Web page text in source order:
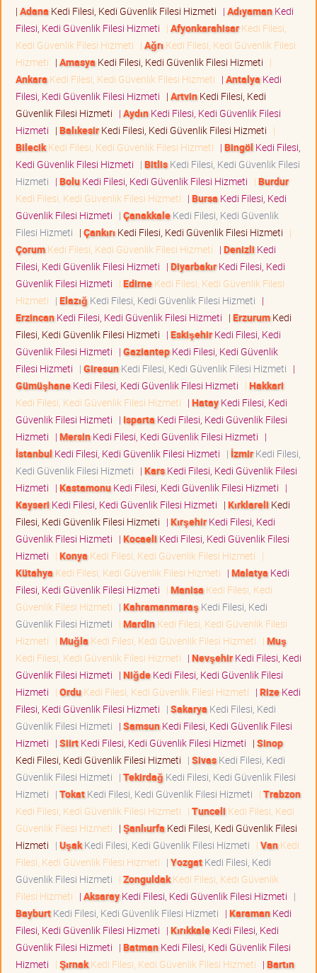
| Adana Kedi Filesi, Kedi Güvenlik Filesi Hizmeti | AdıyamanKedi
Filesi, Kedi Güvenlik Filesi Hizmeti | AfyonkarahisarKedi Filesi,
Kedi Güvenlik Filesi Hizmeti | Ağrı Kedi Filesi, Kedi Güvenlik Filesi
Hizmeti | Amasya Kedi Filesi, Kedi Güvenlik Filesi Hizmeti |
Ankara Kedi Filesi, Kedi Güvenlik Filesi Hizmeti | Antalya Kedi
Filesi, Kedi Güvenlik Filesi Hizmeti | ArtvinKedi Filesi, Kedi
Güvenlik Filesi Hizmeti | AydınKedi Filesi, Kedi Güvenlik Filesi
Hizmeti | BalıkesirKedi Filesi, Kedi Güvenlik Filesi Hizmeti |
BilecikKedi Filesi, Kedi Güvenlik Filesi Hizmeti | Bingöl Kedi Filesi,
Kedi Güvenlik Filesi Hizmeti | BitlisKedi Filesi, Kedi Güvenlik Filesi
Hizmeti | BoluKedi Filesi, Kedi Güvenlik Filesi Hizmeti | Burdur
Kedi Filesi, Kedi Güvenlik Filesi Hizmeti | Bursa Kedi Filesi, Kedi
Güvenlik Filesi Hizmeti | ÇanakkaleKedi Filesi, Kedi Güvenlik
Filesi Hizmeti | Çankırı Kedi Filesi, Kedi Güvenlik Filesi Hizmeti |
ÇorumKedi Filesi, Kedi Güvenlik Filesi Hizmeti | Denizli Kedi
Filesi, Kedi Güvenlik Filesi Hizmeti | DiyarbakırKedi Filesi, Kedi
Güvenlik Filesi Hizmeti | EdirneKedi Filesi, Kedi Güvenlik Filesi
Hizmeti | Elazığ Kedi Filesi, Kedi Güvenlik Filesi Hizmeti |
ErzincanKedi Filesi, Kedi Güvenlik Filesi Hizmeti | ErzurumKedi
Filesi, Kedi Güvenlik Filesi Hizmeti | EskişehirKedi Filesi, Kedi
Güvenlik Filesi Hizmeti | GaziantepKedi Filesi, Kedi Güvenlik
Filesi Hizmeti | GiresunKedi Filesi, Kedi Güvenlik Filesi Hizmeti |
GümüşhaneKedi Filesi, Kedi Güvenlik Filesi Hizmeti | Hakkari
Kedi Filesi, Kedi Güvenlik Filesi Hizmeti | HatayKedi Filesi, Kedi
Güvenlik Filesi Hizmeti | Isparta Kedi Filesi, Kedi Güvenlik Filesi
Hizmeti | MersinKedi Filesi, Kedi Güvenlik Filesi Hizmeti |
İstanbul Kedi Filesi, Kedi Güvenlik Filesi Hizmeti | İzmirKedi Filesi,
Kedi Güvenlik Filesi Hizmeti | KarsKedi Filesi, Kedi Güvenlik Filesi
Hizmeti | KastamonuKedi Filesi, Kedi Güvenlik Filesi Hizmeti |
Kayseri Kedi Filesi, Kedi Güvenlik Filesi Hizmeti | Kırklareli Kedi
Filesi, Kedi Güvenlik Filesi Hizmeti | KırşehirKedi Filesi, Kedi
Güvenlik Filesi Hizmeti | Kocaeli Kedi Filesi, Kedi Güvenlik Filesi
Hizmeti | Konya Kedi Filesi, Kedi Güvenlik Filesi Hizmeti |
Kütahya Kedi Filesi, Kedi Güvenlik Filesi Hizmeti | Malatya Kedi
Filesi, Kedi Güvenlik Filesi Hizmeti | Manisa Kedi Filesi, Kedi
Güvenlik Filesi Hizmeti | Kahramanmaraş Kedi Filesi, Kedi
Güvenlik Filesi Hizmeti | MardinKedi Filesi, Kedi Güvenlik Filesi
Hizmeti | Muğla Kedi Filesi, Kedi Güvenlik Filesi Hizmeti | Muş
Kedi Filesi, Kedi Güvenlik Filesi Hizmeti | NevşehirKedi Filesi, Kedi
Güvenlik Filesi Hizmeti | NiğdeKedi Filesi, Kedi Güvenlik Filesi
Hizmeti | OrduKedi Filesi, Kedi Güvenlik Filesi Hizmeti | RizeKedi
Filesi, Kedi Güvenlik Filesi Hizmeti | Sakarya Kedi Filesi, Kedi
Güvenlik Filesi Hizmeti | SamsunKedi Filesi, Kedi Güvenlik Filesi
Hizmeti | SiirtKedi Filesi, Kedi Güvenlik Filesi Hizmeti | Sinop
Kedi Filesi, Kedi Güvenlik Filesi Hizmeti | SivasKedi Filesi, Kedi
Güvenlik Filesi Hizmeti | Tekirdağ Kedi Filesi, Kedi Güvenlik Filesi
Hizmeti | TokatKedi Filesi, Kedi Güvenlik Filesi Hizmeti | Trabzon
Kedi Filesi, Kedi Güvenlik Filesi Hizmeti | Tunceli Kedi Filesi, Kedi
Güvenlik Filesi Hizmeti | Şanlıurfa Kedi Filesi, Kedi Güvenlik Filesi
Hizmeti | UşakKedi Filesi, Kedi Güvenlik Filesi Hizmeti | VanKedi
Filesi, Kedi Güvenlik Filesi Hizmeti | YozgatKedi Filesi, Kedi
Güvenlik Filesi Hizmeti | ZonguldakKedi Filesi, Kedi Güvenlik
Filesi Hizmeti | AksarayKedi Filesi, Kedi Güvenlik Filesi Hizmeti |
BayburtKedi Filesi, Kedi Güvenlik Filesi Hizmeti | KaramanKedi
Filesi, Kedi Güvenlik Filesi Hizmeti | KırıkkaleKedi Filesi, Kedi
Güvenlik Filesi Hizmeti | BatmanKedi Filesi, Kedi Güvenlik Filesi
Hizmeti | ŞırnakKedi Filesi, Kedi Güvenlik Filesi Hizmeti | Bartın